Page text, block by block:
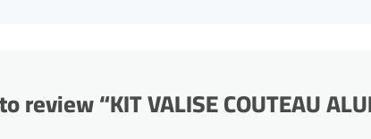
review “KIT VALISE COUTEAU